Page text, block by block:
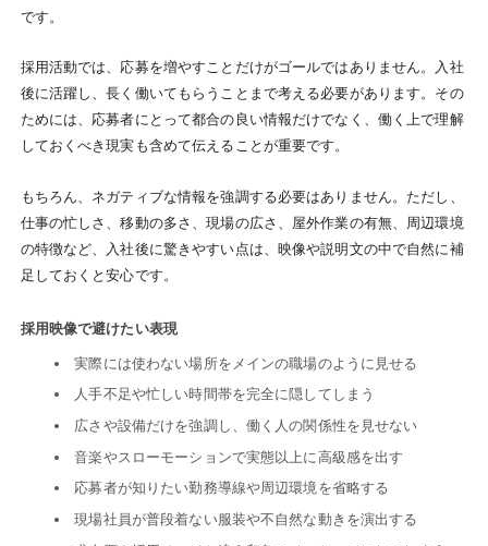
です。
採用活動では、応募を増やすことだけがゴールではありません。入社
後に活躍し、長く働いてもらうことまで考える必要があります。その
ためには、応募者にとって都合の良い情報だけでなく、働く上で理解
しておくべき現実も含めて伝えることが重要です。
もちろん、ネガティブな情報を強調する必要はありません。ただし、
仕事の忙しさ、移動の多さ、現場の広さ、屋外作業の有無、周辺環境
の特徴など、入社後に驚きやすい点は、映像や説明文の中で自然に補
足しておくと安心です。
採用映像で避けたい表現
実際には使わない場所をメインの職場のように見せる
人手不足や忙しい時間帯を完全に隠してしまう
広さや設備だけを強調し、働く人の関係性を見せない
音楽やスローモーションで実態以上に高級感を出す
応募者が知りたい勤務導線や周辺環境を省略する
現場社員が普段着ない服装や不自然な動きを演出する